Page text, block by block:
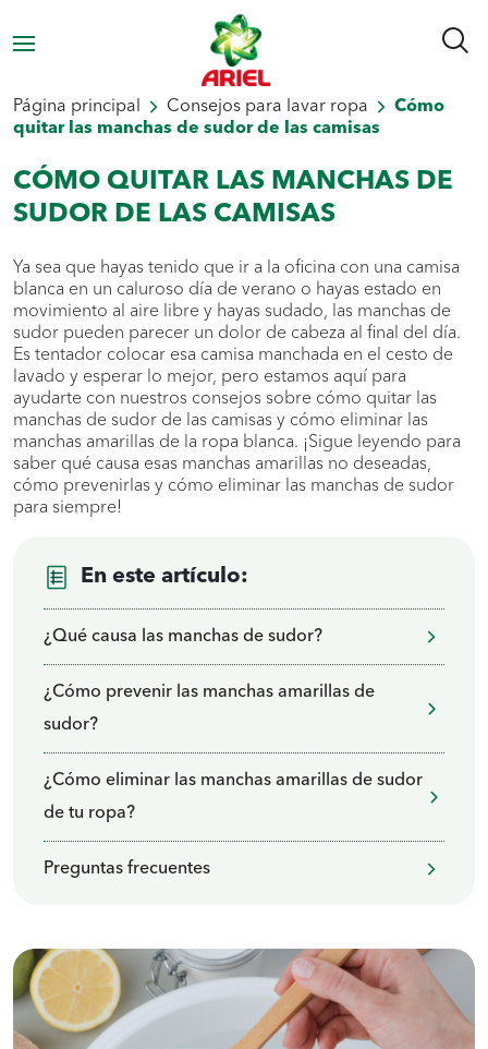
Página principal Consejos para lavar ropa
Cómo
quitar las manchas de sudor de las camisas
CÓMO QUITAR LAS MANCHAS DE
SUDOR DE LAS CAMISAS
Ya sea que hayas tenido que ir a la oficina con una camisa
blanca en un caluroso día de verano o hayas estado en
movimiento al aire libre y hayas sudado, las manchas de
sudor pueden parecer un dolor de cabeza al final del día.
Es tentador colocar esa camisa manchada en el cesto de
lavado y esperar lo mejor, pero estamos aquí para
ayudarte con nuestros consejos sobre cómo quitar las
manchas de sudor de las camisas y cómo eliminar las
manchas amarillas de la ropa blanca. ¡Sigue leyendo para
saber qué causa esas manchas amarillas no deseadas,
cómo prevenirlas y cómo eliminar las manchas de sudor
para siempre!
En este artículo:
¿Qué causa las manchas de sudor?
¿Cómo prevenir las manchas amarillas de
sudor?
¿Cómo eliminar las manchas amarillas de sudor
de tu ropa?
Preguntas frecuentes